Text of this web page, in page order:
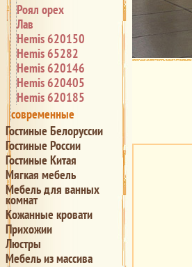
Роял орех
Лав
Hemis 620150
Hemis 65282
Hemis 620146
Hemis 620405
Hemis 620185
современные
Гостиные Белоруссии
Гостиные России
Гостиные Китая
Мягкая мебель
Мебель для ванных
комнат
Кожанные кровати
Прихожии
Люстры
Мебель из массива